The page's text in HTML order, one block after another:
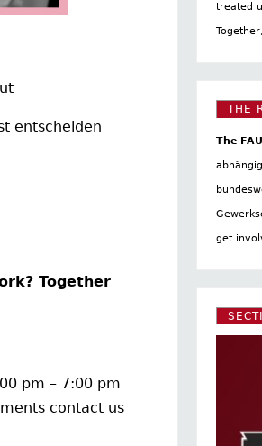
entscheiden
Together
pm – 7:00 pm
contact us
treated
THE
The
get